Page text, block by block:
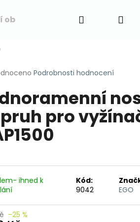
Napište nám
Hledat
Podrobnosti hodnocení
pro
ihned k
Kód:
9042
EGO
–25 %